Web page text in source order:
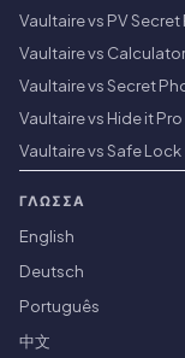
Vaultaire vs PV
Vaultaire vs
Vaultaire vs Secret
Vaultaire vs Hide it Pro
Vaultaire vs Safe Lock
ΓΛΏΣΣΑ
English
Deutsch
Português
中文